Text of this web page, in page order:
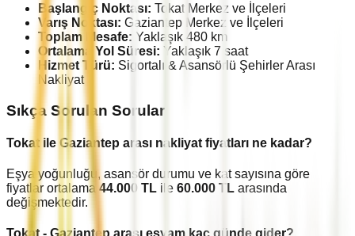
Başlangıç Noktası: Tokat Merkez ve İlçeleri
Varış Noktası: Gaziantep Merkez ve İlçeleri
Toplam Mesafe: Yaklaşık 480 km
Ortalama Yol Süresi: Yaklaşık 7 saat
Hizmet Türü: Sigortalı & Asansörlü Şehirler Arası
Nakliyat
Sıkça Sorulan Sorular
Tokat ile Gaziantep arası nakliyat fiyatları ne kadar?
Eşya yoğunluğu, asansör durumu ve kat sayısına göre
fiyatlar ortalama 44.000 TL ile 60.000 TL arasında
değişmektedir.